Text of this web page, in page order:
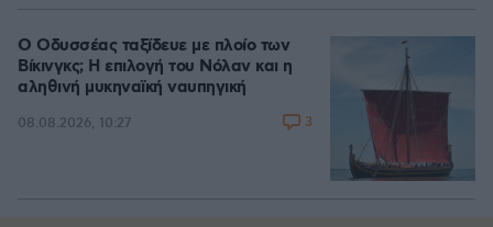
Ο Οδυσσέας ταξίδευε με πλοίο των
Βίκινγκς; Η επιλογή του Νόλαν και η
αληθινή μυκηναϊκή ναυπηγική
08.08.2026, 10:27 3